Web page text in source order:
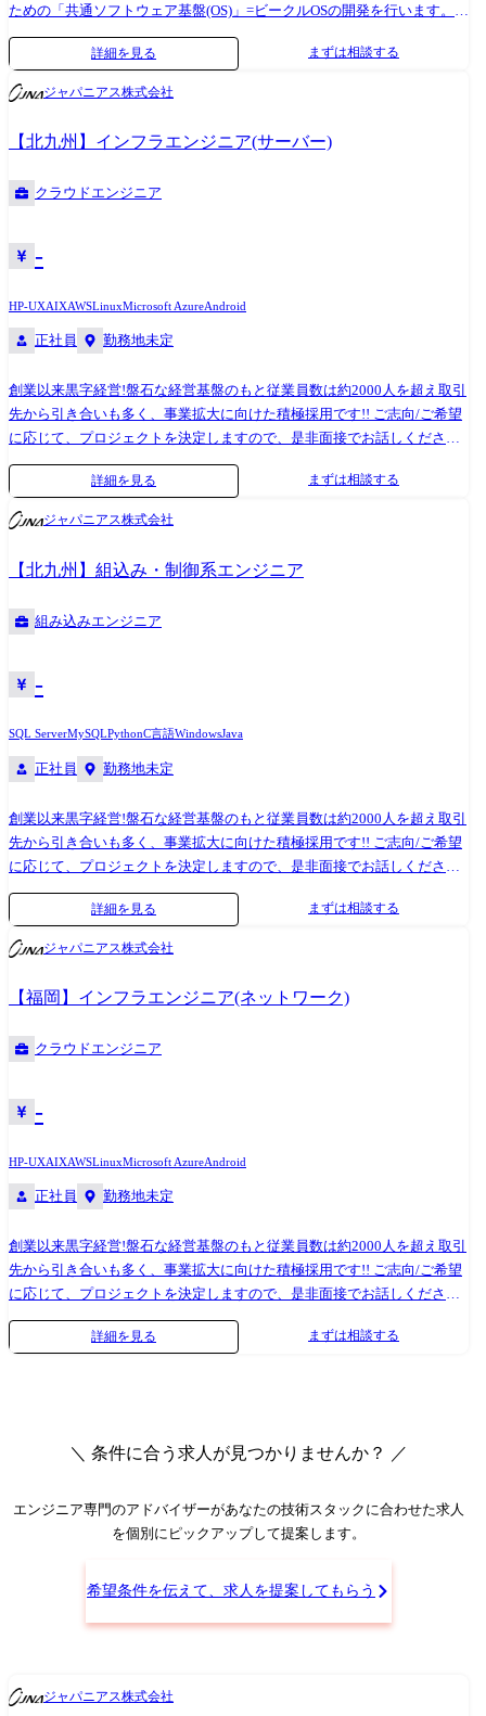
開発運用基盤の設計構築をします。また、お客様とともにそれらの継続
的な改善や自動化に取り組みます。 ハイブリッド&エマージング・プラ
ットフォーム AWSやAzure、GCPといったハイパースケーラーとオンプレ
ミス/エッジを組み合わせたハイブリッド&マルチ環境の実現に向け、
Google Anthos、Red Hat OpenShift、VMware Tanzu等エマージング(新興
かつ最先端)なコンテナベースプラットフォームを中心としたソリューシ
ョンの導入・移行を支援します。 クラウド・ネイティブ・ソリューショ
ンズ お客様の複雑かつ高度化しているDX促進の状況にあわせて、システ
ムの全レイヤに対して最適なソリューションを組み合わせて活用し、計
ロジェクト事例 ・大手金融機関におけるITサービスマネジメント高度化
ロードマップ策定 ・大手製薬メーカーのSAPシステムのクラウド移行に
ルクラウド運用設計・実装 ・官公庁におけるクラウド基盤の要件定義お
構築 ・独立行政法人におけるリモートワーク環境整備の導入 クラウドに
特化したチームではありますが、アクセンチュアはテクノロジーだけで
社会を変えられるとは考えていません。本当にお客様と社会を変えるに
は、人事組織の教育を変える、セキュリティの考え方を変えるなど、さ
まざまな課題にも同時に取り組む必要があるでしょう。私たちは、運用
寄りのソリューションやセキュリティなど、幅広いケイパビリティを活
用しながら、自分たちの手であらゆる変革に挑もうとしています。
ための「共通ソフトウェア基盤(OS)」=ビークルOSの開発を行います。
これは、PCやスマートフォンにおけるOS(LinuxやAndroidなど)に相当す
る存在で、車両における頭脳となるセントラルECUの中核を担うシステ
ムです。 サプライヤーと連携した開発と、完全内製化の開発の2種類が
あるため、組込み開発において何らかのご経験があれば、ご活躍の可能
性がございます。(実装やテスト経験者も対象) ≪業務委細≫ AUTOSAR
Adaptive / Classicに基づいたOS・ミドルウェア層の要求仕様策定、設
計、実装 ※OSやミドルウェア開発経験、リアルタイムOS、仮想化技
術、セキュアブートやプロセス間通信(IPC)などの知識が活かせます。 ②
したビークルOS上で動作する各種車載アプリケーション(例:自動運転制
御、エネルギー管理、車内UX機能など)やサービスを統合し、最適に動
通信や依存関係を調整・チューニング システム全体での機能検証・統合
社が定める業務への配置転換を命じる場合があります 【開発ツール】
AUTOSAR Adaptive/Classic, POSIX, Linux, HyperVisor, C/C++, Python, シェ
ルスクリプト, Doors, EnterpriseArchitect, PREEvision, JIRA/Confluence,
Git, SVN, Jenkins, Wireshark等
詳細を見る まずは相談する
ジャパニアス株式会社
【北九州】インフラエンジニア(サーバー)
クラウドエンジニア
-
HP-UXAIXAWSLinuxMicrosoft AzureAndroid
正社員 勤務地未定
創業以来黒字経営!盤石な経営基盤のもと従業員数は約2000人を超え取引
先から引き合いも多く、事業拡大に向けた積極採用です!! ご志向/ご希望
に応じて、プロジェクトを決定しますので、是非面接でお話しください!
●取引業界 製造メーカー、通信キャリア、金融、流通、官公庁 等 ●設
RHL、Solaris、HP-UX、AIX、VMWare、Hyper-V クラウド:AWS、Azure ●
プロジェクト例 ・要件定義・設計・構築(上流) ・運用・保守(下流) ※ご
志向・ご希望に応じて、プロジェクトを決定します ※地元密着主義のた
め、地元の大手企業でのプロジェクトを前提としています。
詳細を見る まずは相談する
ジャパニアス株式会社
【北九州】組込み・制御系エンジニア
組み込みエンジニア
-
SQL ServerMySQLPythonC言語WindowsJava
正社員 勤務地未定
創業以来黒字経営!盤石な経営基盤のもと従業員数は約2000人を超え取引
先から引き合いも多く、事業拡大に向けた積極採用です!! ご志向/ご希望
に応じて、プロジェクトを決定しますので、是非面接でお話しください!
●取引業界 製造メーカー、通信キャリア、金融、流通、官公庁 等 ●開
独自OS 等 使用言語:C、 C++、VC++、アセンブラ 等 使用DB:Oracle、
MySQL、PosgreSQL、MS SQL Server 等 ●プロジェクト例 ・システム要
件定義・設計(上流)SE ・システム実装・テスト(下流)PG ※ご志向・ご希
望に応じて、プロジェクトを決定します ※地元密着主義のため、地元の
大手企業でのプロジェクトを前提としています。
詳細を見る まずは相談する
ジャパニアス株式会社
【福岡】インフラエンジニア(ネットワーク)
クラウドエンジニア
-
HP-UXAIXAWSLinuxMicrosoft AzureAndroid
正社員 勤務地未定
創業以来黒字経営!盤石な経営基盤のもと従業員数は約2000人を超え取引
先から引き合いも多く、事業拡大に向けた積極採用です!! ご志向/ご希望
に応じて、プロジェクトを決定しますので、是非面接でお話しください!
●取引業界 ・製造メーカー、通信キャリア、金融、流通、官公庁 等 ●
詳細を見る まずは相談する
＼ 条件に合う求人が見つかりませんか？ ／
エンジニア専門のアドバイザーがあなたの技術スタックに合わせた求人
を個別にピックアップして提案します。
希望条件を伝えて、求人を提案してもらう
ジャパニアス株式会社